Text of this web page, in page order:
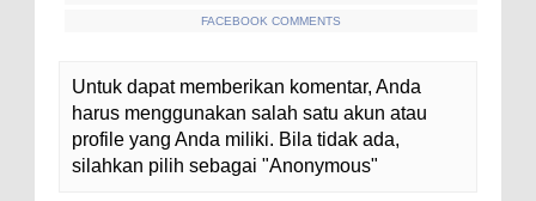
FACEBOOK COMMENTS
Untuk dapat memberikan komentar, Anda
harus menggunakan salah satu akun atau
profile yang Anda miliki. Bila tidak ada,
silahkan pilih sebagai "Anonymous"